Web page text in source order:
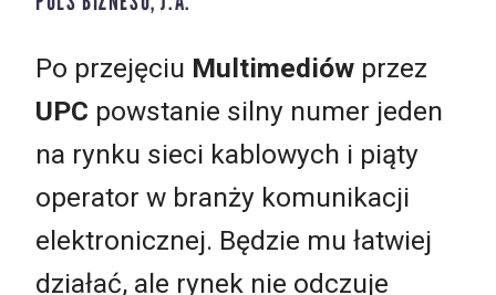
Po przejęciu Multimediów przez
UPC powstanie silny numer jeden
na rynku sieci kablowych i piąty
operator w branży komunikacji
elektronicznej. Będzie mu łatwiej
działać, ale rynek nie odczuje